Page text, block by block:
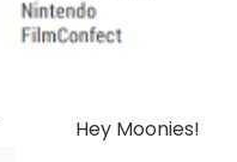
Hey Moonies!